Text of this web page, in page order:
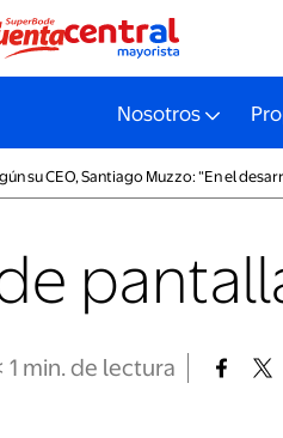
Nosotros
su CEO, Santiago Muzzo: “En el
1 min. de lectura